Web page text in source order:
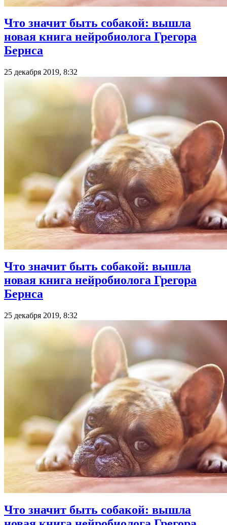
Что значит быть собакой: вышла
новая книга нейробиолога Грегора
Бернса
25 декабря 2019, 8:32
Что значит быть собакой: вышла
новая книга нейробиолога Грегора
Бернса
25 декабря 2019, 8:32
Что значит быть собакой: вышла